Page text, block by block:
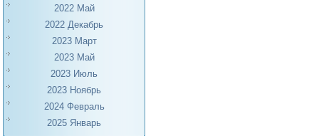
2022 Май
2022 Декабрь
2023 Март
2023 Май
2023 Июль
2023 Ноябрь
2024 Февраль
2025 Январь